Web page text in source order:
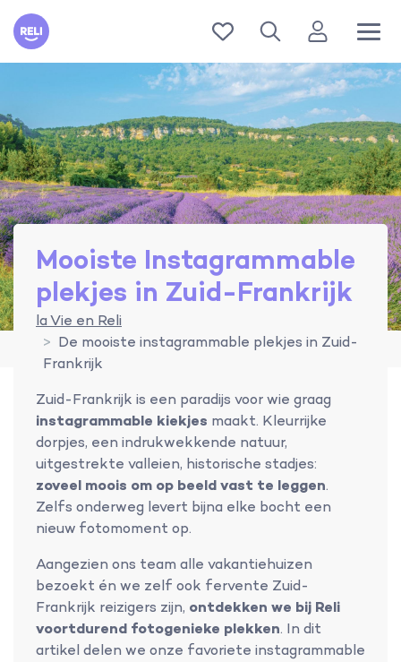
Reli
Mooiste Instagrammable
plekjes in Zuid-Frankrijk
la Vie en Reli
De mooiste instagrammable plekjes in Zuid-
Frankrijk
Zuid-Frankrijk is een paradijs voor wie graag
instagrammable kiekjes maakt. Kleurrijke
dorpjes, een indrukwekkende natuur,
uitgestrekte valleien, historische stadjes:
zoveel moois om op beeld vast te leggen.
Zelfs onderweg levert bijna elke bocht een
nieuw fotomoment op.
Aangezien ons team alle vakantiehuizen
bezoekt én we zelf ook fervente Zuid-
Frankrijk reizigers zijn, ontdekken we bij Reli
voortdurend fotogenieke plekken. In dit
artikel delen we onze favoriete instagrammable